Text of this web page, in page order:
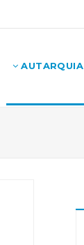
AUTARQUIA